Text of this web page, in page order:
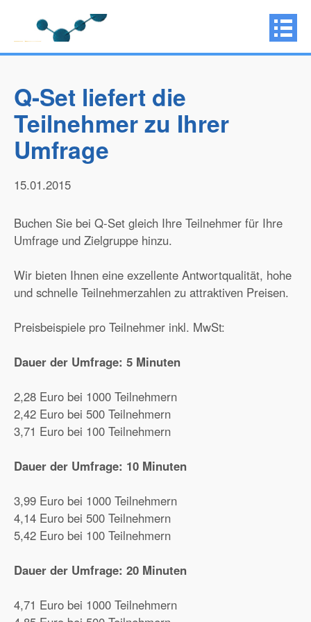
Q-Set liefert die
Teilnehmer zu Ihrer
Umfrage
15.01.2015
Buchen Sie bei Q-Set gleich Ihre Teilnehmer für Ihre
Umfrage und Zielgruppe hinzu.
Wir bieten Ihnen eine exzellente Antwortqualität, hohe
und schnelle Teilnehmerzahlen zu attraktiven Preisen.
Preisbeispiele pro Teilnehmer inkl. MwSt:
Dauer der Umfrage: 5 Minuten
2,28 Euro bei 1000 Teilnehmern
2,42 Euro bei 500 Teilnehmern
3,71 Euro bei 100 Teilnehmern
Dauer der Umfrage: 10 Minuten
3,99 Euro bei 1000 Teilnehmern
4,14 Euro bei 500 Teilnehmern
5,42 Euro bei 100 Teilnehmern
Dauer der Umfrage: 20 Minuten
4,71 Euro bei 1000 Teilnehmern